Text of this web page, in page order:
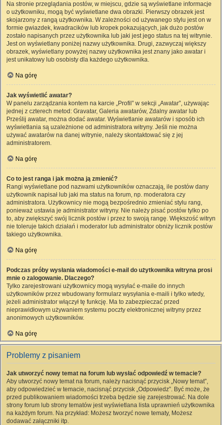
Na stronie przeglądania postów, w miejscu, gdzie są wyświetlane informacje
o użytkowniku, mogą być wyświetlane dwa obrazki. Pierwszy obrazek jest
skojarzony z rangą użytkownika. W zależności od używanego stylu jest on w
formie gwiazdek, kwadracików lub kropek pokazujących, jak dużo postów
zostało napisanych przez użytkownika lub jaki jest jego status na tej witrynie.
Jest on wyświetlany poniżej nazwy użytkownika. Drugi, zazwyczaj większy
obrazek, wyświetlany powyżej nazwy użytkownika jest znany jako awatar i
jest unikatowy lub osobisty dla każdego użytkownika.
Na górę
Jak wyświetlić awatar?
W panelu zarządzania kontem na karcie „Profil” w sekcji „Awatar”, używając
jednej z czterech metod: Gravatar, Galeria awatarów, Zdalny awatar lub
Prześlij awatar, można dodać awatar. Wyświetlanie awatarów i sposób ich
wyświetlania są uzależnione od administratora witryny. Jeśli nie można
używać awatarów na danej witrynie, należy skontaktować się z jej
administratorem.
Na górę
Co to jest ranga i jak można ją zmienić?
Rangi wyświetlane pod nazwami użytkowników oznaczają, ile postów dany
użytkownik napisał lub jaki ma status na forum, np. moderatora czy
administratora. Użytkownicy nie mogą bezpośrednio zmieniać stylu rang,
ponieważ ustawia je administrator witryny. Nie należy pisać postów tylko po
to, aby zwiększyć swój licznik postów i przez to swoją rangę. Większość witryn
nie toleruje takich działań i moderator lub administrator obniży licznik postów
takiego użytkownika.
Na górę
Podczas próby wysłania wiadomości e-mail do użytkownika witryna prosi
mnie o zalogowanie. Dlaczego?
Tylko zarejestrowani użytkownicy mogą wysyłać e-maile do innych
użytkowników przez wbudowany formularz wysyłania e-maili i tylko wtedy,
jeżeli administrator włączył tę funkcję. Ma to zabezpieczać przed
nieprawidłowym używaniem systemu poczty elektronicznej witryny przez
anonimowych użytkowników.
Na górę
Problemy z pisaniem
Jak utworzyć nowy temat na forum lub wysłać odpowiedź w temacie?
Aby utworzyć nowy temat na forum, należy nacisnąć przycisk „Nowy temat”,
aby odpowiedzieć w temacie, nacisnąć przycisk „Odpowiedz”. Być może, że
przed publikowaniem wiadomości trzeba będzie się zarejestrować. Na dole
strony forum lub strony tematów jest wyświetlana lista uprawnień użytkownika
na każdym forum. Na przykład: Możesz tworzyć nowe tematy, Możesz
dodawać załączniki itp.